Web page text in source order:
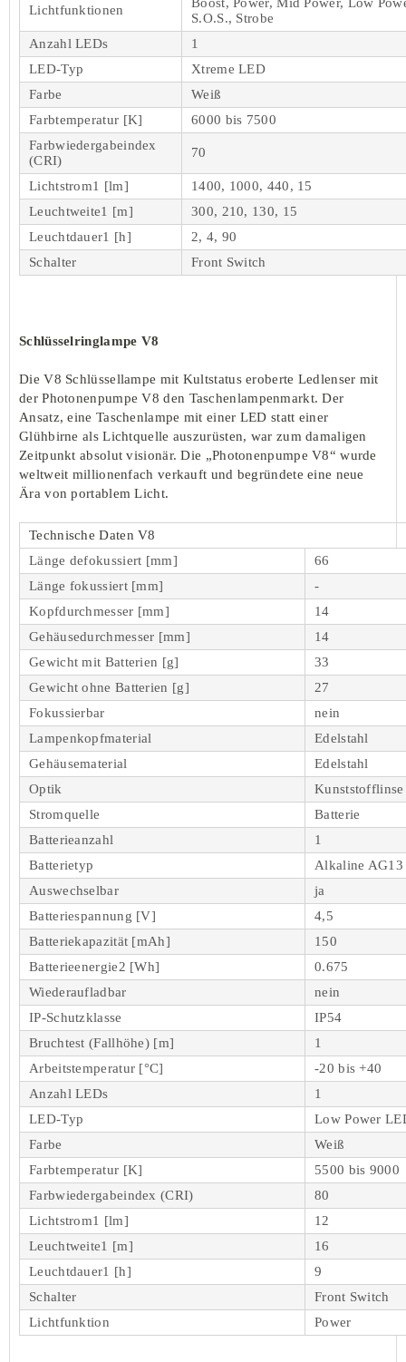
Lichtfunktionen
S.O.S., Strobe
Anzahl LEDs
1
LED-Typ
Xtreme LED
Farbe
Weiß
Farbtemperatur [K]
6000 bis 7500
Farbwiedergabeindex
(CRI)
70
Lichtstrom1 [lm]
1400, 1000, 440, 15
Leuchtweite1 [m]
300, 210, 130, 15
Leuchtdauer1 [h]
2, 4, 90
Schalter
Front Switch
Schlüsselringlampe V8
Die V8 Schlüssellampe mit Kultstatus eroberte Ledlenser mit
der Photonenpumpe V8 den Taschenlampenmarkt. Der
Ansatz, eine Taschenlampe mit einer LED statt einer
Glühbirne als Lichtquelle auszurüsten, war zum damaligen
Zeitpunkt absolut visionär. Die „Photonenpumpe V8“ wurde
weltweit millionenfach verkauft und begründete eine neue
Ära von portablem Licht.
Technische Daten V8
Länge defokussiert [mm]
66
Länge fokussiert [mm]
-
Kopfdurchmesser [mm]
14
Gehäusedurchmesser [mm]
14
Gewicht mit Batterien [g]
33
Gewicht ohne Batterien [g]
27
Fokussierbar
nein
Lampenkopfmaterial
Edelstahl
Gehäusematerial
Edelstahl
Optik
Stromquelle
Batterie
Batterieanzahl
1
Batterietyp
Alkaline
Auswechselbar
ja
Batteriespannung [V]
4,5
Batteriekapazität [mAh]
150
Batterieenergie2 [Wh]
0.675
Wiederaufladbar
nein
IP-Schutzklasse
IP54
Bruchtest (Fallhöhe) [m]
1
Arbeitstemperatur [°C]
-20 bis +40
Anzahl LEDs
1
LED-Typ
Low Power
Farbe
Weiß
Farbtemperatur [K]
5500 bis 9000
Farbwiedergabeindex (CRI)
80
Lichtstrom1 [lm]
12
Leuchtweite1 [m]
16
Leuchtdauer1 [h]
9
Schalter
Front Switch
Lichtfunktion
Power